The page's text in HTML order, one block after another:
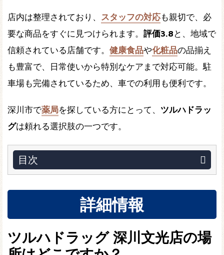
店内は整理されており、 スタッフの対応も親切で、必
要な商品をすぐに見つけられます。 評価3.8 と、地域で
信頼されている店舗です。 健康食品や化粧品の品揃え
も豊富で、日常使いから特別なケアまで対応可能。駐
車場も完備されているため、車での利用も便利です。
深川市で薬局を探している方にとって、 ツルハドラッ
グは頼れる選択肢の一つです。
目次
詳細情報
ツルハドラッグ 深川文光店の場